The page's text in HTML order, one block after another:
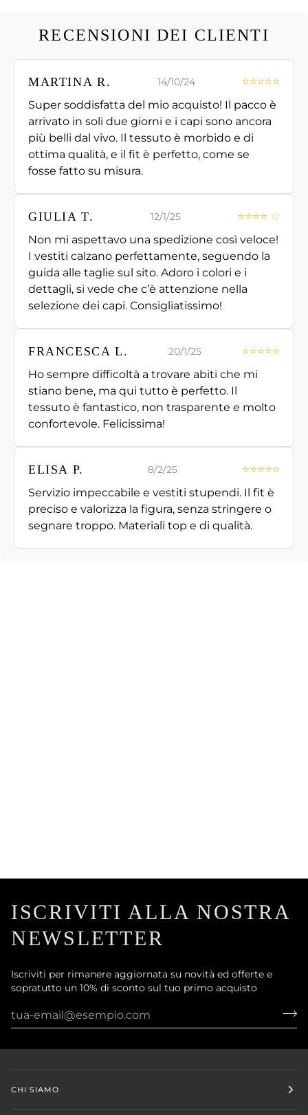
RECENSIONI DEI CLIENTI
MARTINA R. 14/10/24
⭐⭐⭐⭐⭐
Super soddisfatta del mio acquisto! Il pacco è
arrivato in soli due giorni e i capi sono ancora
più belli dal vivo. Il tessuto è morbido e di
ottima qualità, e il fit è perfetto, come se
fosse fatto su misura.
GIULIA T. 12/1/25
⭐⭐⭐⭐ ☆
Non mi aspettavo una spedizione così veloce!
I vestiti calzano perfettamente, seguendo la
guida alle taglie sul sito. Adoro i colori e i
dettagli, si vede che c’è attenzione nella
selezione dei capi. Consigliatissimo!
FRANCESCA L. 20/1/25
⭐⭐⭐⭐⭐
Ho sempre difficoltà a trovare abiti che mi
stiano bene, ma qui tutto è perfetto. Il
tessuto è fantastico, non trasparente e molto
confortevole. Felicissima!
ELISA P. 8/2/25
⭐⭐⭐⭐⭐
Servizio impeccabile e vestiti stupendi. Il fit è
preciso e valorizza la figura, senza stringere o
segnare troppo. Materiali top e di qualità.
ISCRIVITI ALLA NOSTRA
NEWSLETTER
Iscriviti per rimanere aggiornata su novità ed offerte e
sopratutto un 10% di sconto sul tuo primo acquisto
CHI SIAMO